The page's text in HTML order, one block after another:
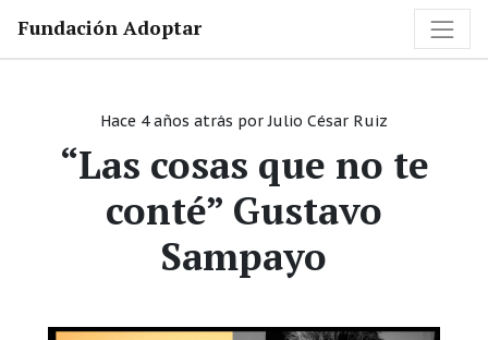
Fundación Adoptar
Hace 4 años atrás porJulio César Ruiz
“Las cosas que no te
conté” Gustavo
Sampayo